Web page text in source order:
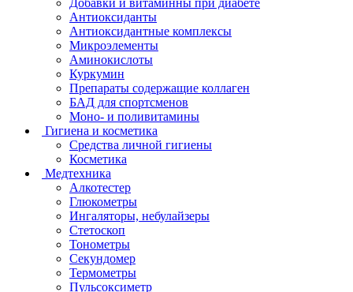
Антиоксиданты
Антиоксидантные комплексы
Микроэлементы
Аминокислоты
Куркумин
Препараты содержащие коллаген
БАД для спортсменов
Моно- и поливитамины
Гигиена и косметика
Средства личной гигиены
Косметика
Медтехника
Алкотестер
Глюкометры
Ингаляторы, небулайзеры
Стетоскоп
Тонометры
Секундомер
Термометры
Пульсоксиметр